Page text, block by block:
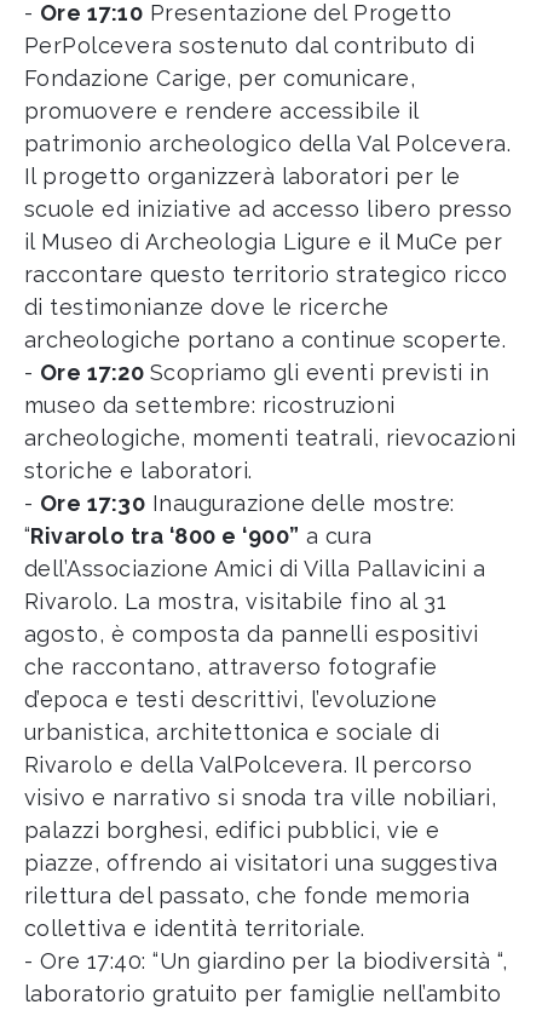
- Ore 17:10 Presentazione del Progetto
PerPolcevera sostenuto dal contributo di
Fondazione Carige, per comunicare,
promuovere e rendere accessibile il
patrimonio archeologico della Val Polcevera.
Il progetto organizzerà laboratori per le
scuole ed iniziative ad accesso libero presso
il Museo di Archeologia Ligure e il MuCe per
raccontare questo territorio strategico ricco
di testimonianze dove le ricerche
archeologiche portano a continue scoperte.
- Ore 17:20 Scopriamo gli eventi previsti in
museo da settembre: ricostruzioni
archeologiche, momenti teatrali, rievocazioni
storiche e laboratori.
- Ore 17:30 Inaugurazione delle mostre:
“Rivarolo tra ‘800 e ‘900” a cura
dell’Associazione Amici di Villa Pallavicini a
Rivarolo. La mostra, visitabile fino al 31
agosto, è composta da pannelli espositivi
che raccontano, attraverso fotografie
d’epoca e testi descrittivi, l’evoluzione
urbanistica, architettonica e sociale di
Rivarolo e della ValPolcevera. Il percorso
visivo e narrativo si snoda tra ville nobiliari,
palazzi borghesi, edifici pubblici, vie e
piazze, offrendo ai visitatori una suggestiva
rilettura del passato, che fonde memoria
collettiva e identità territoriale.
- Ore 17:40: “Un giardino per la biodiversità “,
laboratorio gratuito per famiglie nell’ambito